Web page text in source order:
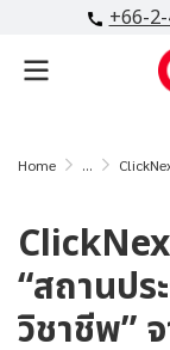
+66-
Home ...
“สถานปร
วิชาชีพ”